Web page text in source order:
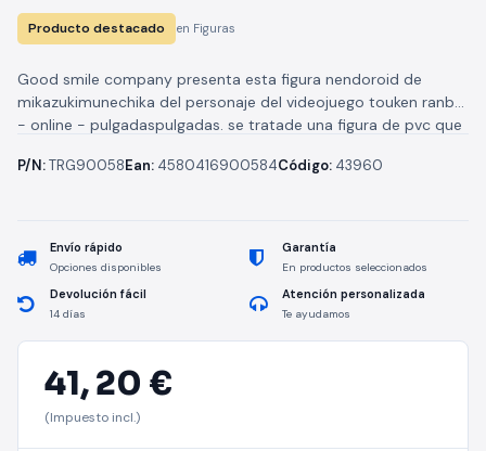
Producto destacado en Figuras
Good smile company presenta esta figura nendoroid de
mikazukimunechika del personaje del videojuego touken ranbu
- online - pulgadaspulgadas. se tratade una figura de pvc que
P/N:TRG90058Ean: 4580416900584Código: 43960
Envío rápido
Opciones disponibles
Garantía
En productos seleccionados
Devolución fácil
14 días
Atención personalizada
Te ayudamos
41,20 €
(Impuesto incl.)